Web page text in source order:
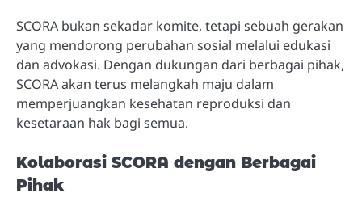
SCORA bukan sekadar komite, tetapi sebuah gerakan
yang mendorong perubahan sosial melalui edukasi
dan advokasi. Dengan dukungan dari berbagai pihak,
SCORA akan terus melangkah maju dalam
memperjuangkan kesehatan reproduksi dan
kesetaraan hak bagi semua.
Kolaborasi SCORA dengan Berbagai
Pihak